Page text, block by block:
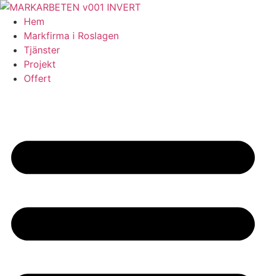
Skip
content
Hem
Markfirma i Roslagen
Tjänster
Projekt
Offert